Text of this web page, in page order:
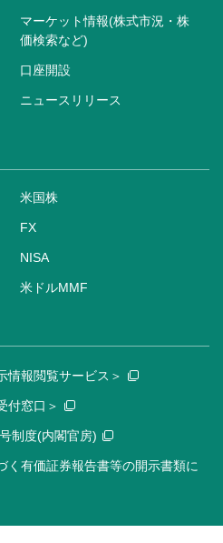
マーケット情報(株式市況・株
価検索など)
口座開設
ニュースリリース
米国株
FX
NISA
米ドルMMF
情報閲覧サービス＞
付窓口＞
制度(内閣官房)
く有価証券報告書等の開示書類に